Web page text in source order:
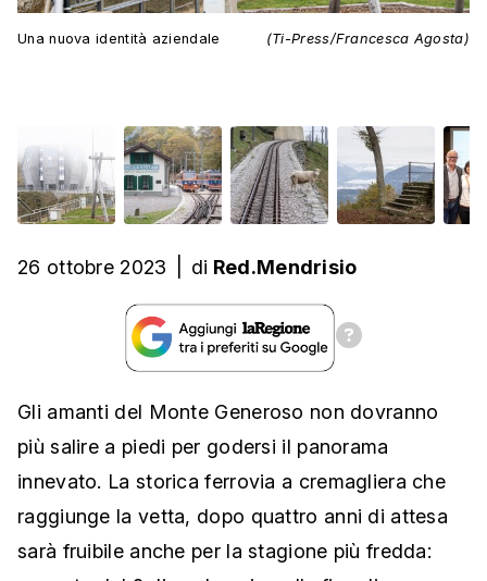
Una nuova identità aziendale (Ti-Press/Francesca Agosta)
26 ottobre 2023 di Red.Mendrisio
Gli amanti del Monte Generoso non dovranno
più salire a piedi per godersi il panorama
innevato. La storica ferrovia a cremagliera che
raggiunge la vetta, dopo quattro anni di attesa
sarà fruibile anche per la stagione più fredda: